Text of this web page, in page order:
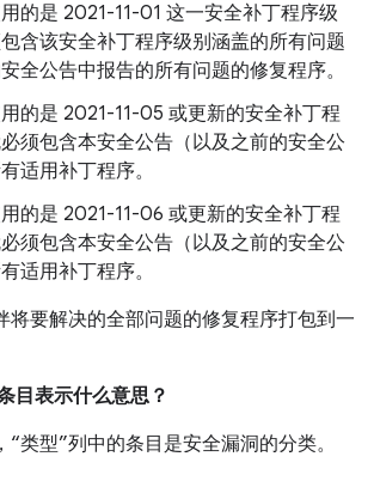
的是 2021-11-01 这一安全补丁程序级
含该安全补丁程序级别涵盖的所有问题
全公告中报告的所有问题的修复程序。
的是 2021-11-05 或更新的安全补丁程
须包含本安全公告（以及之前的安全公
适用补丁程序。
的是 2021-11-06 或更新的安全补丁程
须包含本安全公告（以及之前的安全公
适用补丁程序。
将要解决的全部问题的修复程序打包到一
目表示什么意思？
类型”列中的条目是安全漏洞的分类。